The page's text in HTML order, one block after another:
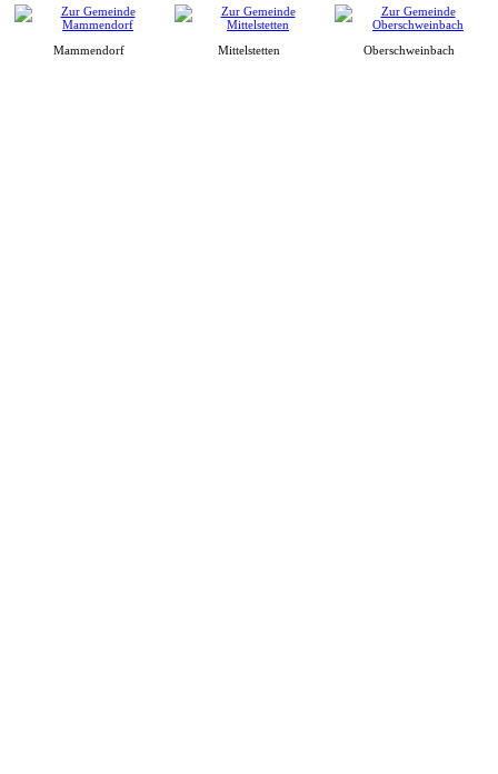
Mammendorf Mittelstetten Oberschweinbach